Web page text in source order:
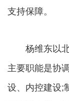
支持保障。
杨维东以北
主要职能是协
设、内控建设;